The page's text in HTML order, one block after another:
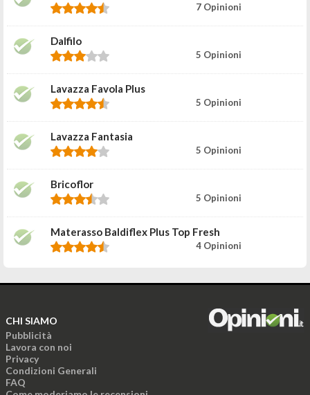
7 Opinioni
Dalfilo
5 Opinioni
Lavazza Favola Plus
5 Opinioni
Lavazza Fantasia
5 Opinioni
Bricoflor
5 Opinioni
Materasso Baldiflex Plus Top Fresh
4 Opinioni
CHI SIAMO
Pubblicità
Lavora con noi
Privacy
Condizioni Generali
FAQ